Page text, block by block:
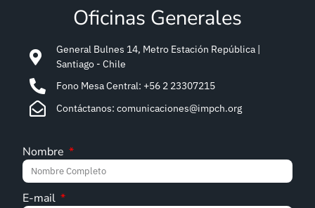
Oficinas Generales
General Bulnes 14, Metro Estación República |
Santiago - Chile
Fono Mesa Central: +56 2 23307215
Contáctanos: comunicaciones@impch.org
Nombre
E-mail